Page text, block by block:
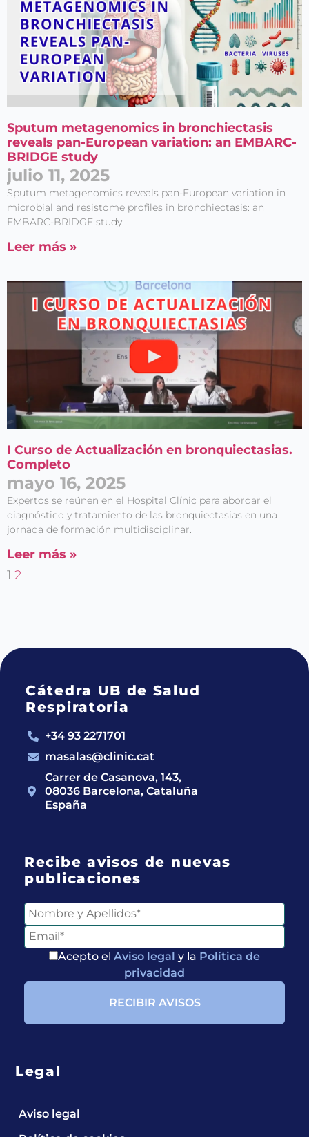
Sputum metagenomics in bronchiectasis
reveals pan-European variation: an EMBARC-
BRIDGE study
julio 11, 2025
Sputum metagenomics reveals pan-European variation in
microbial and resistome profiles in bronchiectasis: an
EMBARC-BRIDGE study.
Leer más »
I Curso de Actualización en bronquiectasias.
Completo
mayo 16, 2025
Expertos se reúnen en el Hospital Clínic para abordar el
diagnóstico y tratamiento de las bronquiectasias en una
jornada de formación multidisciplinar.
Leer más »
1 2
Cátedra UB de Salud
Respiratoria
+34 93 2271701
masalas@clinic.cat
Carrer de Casanova, 143,
08036 Barcelona, Cataluña
España
Recibe avisos de nuevas
publicaciones
Acepto el Aviso legal y la Política de
privacidad
Legal
Aviso legal